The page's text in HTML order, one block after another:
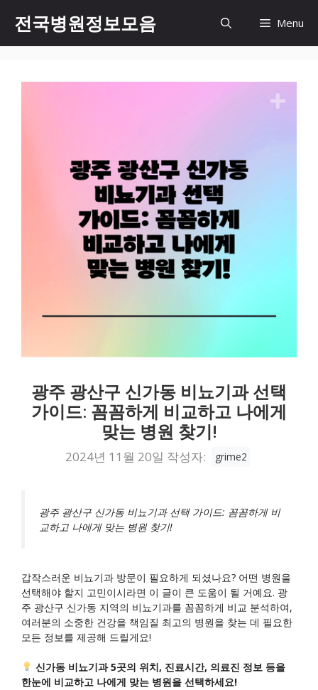
츠
전국병원정보모음 Menu
광주 광산구 신가동 비뇨기과 선택
가이드: 꼼꼼하게 비교하고 나에게
맞는 병원 찾기!
2024년 11월 20일 작성자: grime2
광주 광산구 신가동 비뇨기과 선택 가이드: 꼼꼼하게 비
교하고 나에게 맞는 병원 찾기!
갑작스러운 비뇨기과 방문이 필요하게 되셨나요? 어떤 병원을
선택해야 할지 고민이시라면 이 글이 큰 도움이 될 거예요. 광
주 광산구 신가동 지역의 비뇨기과를 꼼꼼하게 비교 분석하여,
여러분의 소중한 건강을 책임질 최고의 병원을 찾는 데 필요한
모든 정보를 제공해 드릴게요!
신가동 비뇨기과 5곳의 위치, 진료시간, 의료진 정보 등을
한눈에 비교하고 나에게 맞는 병원을 선택하세요!